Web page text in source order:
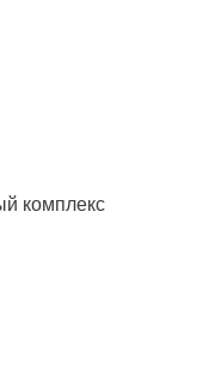
комплекс